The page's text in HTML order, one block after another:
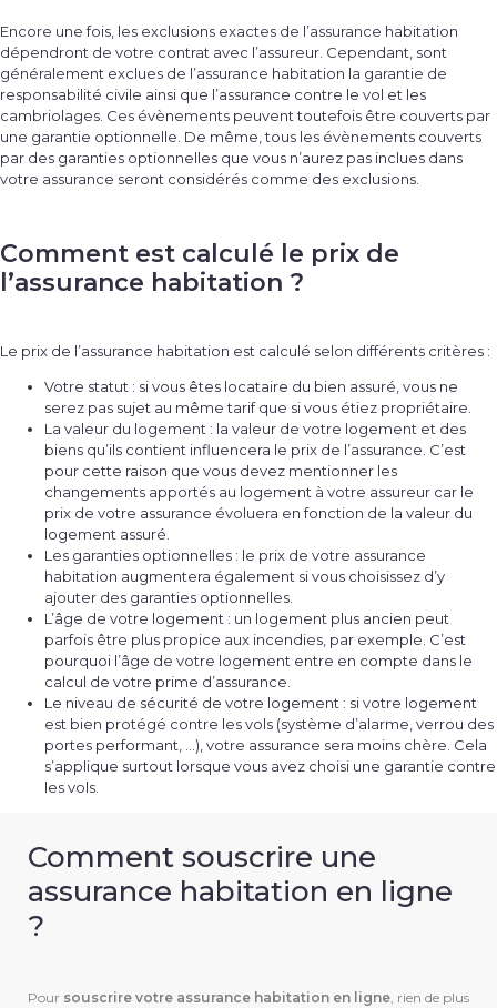
Encore une fois, les exclusions exactes de l’assurance habitation
dépendront de votre contrat avec l’assureur. Cependant, sont
généralement exclues de l’assurance habitation la garantie de
responsabilité civile ainsi que l’assurance contre le vol et les
cambriolages. Ces évènements peuvent toutefois être couverts par
une garantie optionnelle. De même, tous les évènements couverts
par des garanties optionnelles que vous n’aurez pas inclues dans
votre assurance seront considérés comme des exclusions.
Comment est calculé le prix de
l’assurance habitation ?
Le prix de l’assurance habitation est calculé selon différents critères :
Votre statut : si vous êtes locataire du bien assuré, vous ne
serez pas sujet au même tarif que si vous étiez propriétaire.
La valeur du logement : la valeur de votre logement et des
biens qu’ils contient influencera le prix de l’assurance. C’est
pour cette raison que vous devez mentionner les
changements apportés au logement à votre assureur car le
prix de votre assurance évoluera en fonction de la valeur du
logement assuré.
Les garanties optionnelles : le prix de votre assurance
habitation augmentera également si vous choisissez d’y
ajouter des garanties optionnelles.
L’âge de votre logement : un logement plus ancien peut
parfois être plus propice aux incendies, par exemple. C’est
pourquoi l’âge de votre logement entre en compte dans le
calcul de votre prime d’assurance.
Le niveau de sécurité de votre logement : si votre logement
est bien protégé contre les vols (système d’alarme, verrou des
portes performant, …), votre assurance sera moins chère. Cela
s’applique surtout lorsque vous avez choisi une garantie contre
les vols.
Comment souscrire une
assurance habitation en ligne
?
Pour souscrire votre assurance habitation en ligne, rien de plus